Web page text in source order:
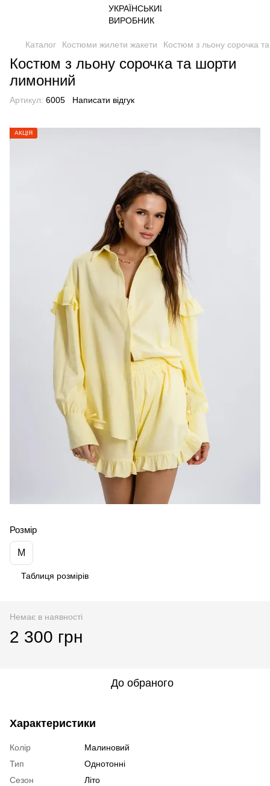
Каталог Костюми жилети жакети Костюм з льону сорочка
Костюм з льону сорочка та шорти
лимонний
Артикул: 6005 Написати відгук
АКЦІЯ
Розмір
M
Таблиця розмірів
Немає в наявності
2 300 грн
До обраного
Характеристики
Колір
Малиновий
Тип
Однотонні
Сезон
Літо